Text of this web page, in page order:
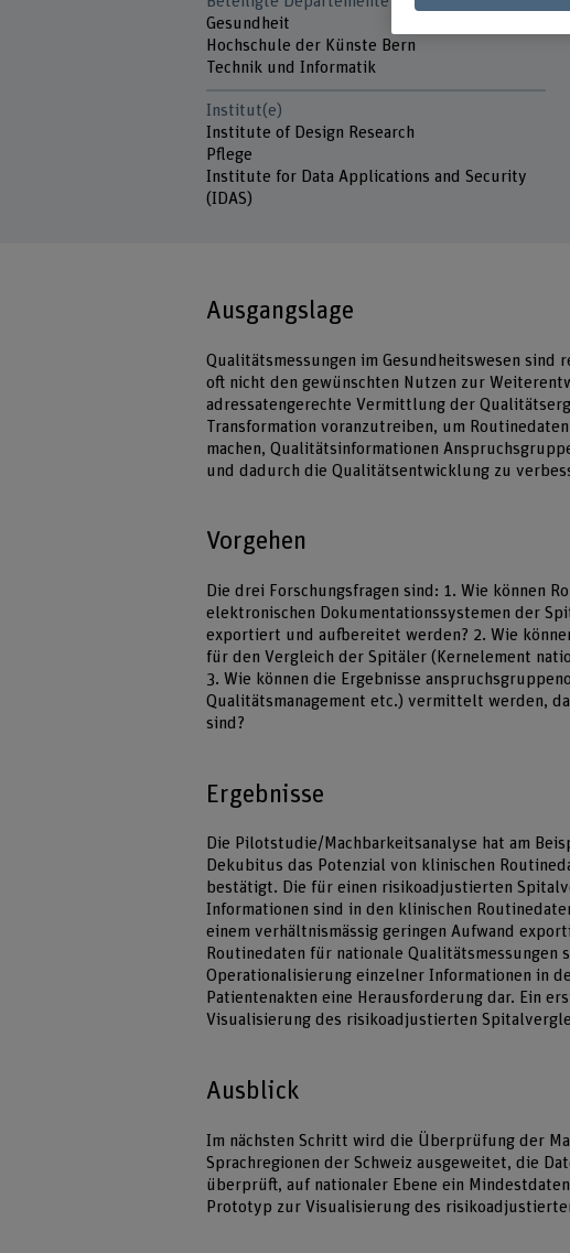
Gesundheit
Hochschule der Künste Bern
Technik und Informatik
Institut(e)
Institute of Design Research
Pflege
Institute for Data Applications and Security
(IDAS)
Ausgangslage
Qualitätsmessungen im Gesundheitswesen
oft nicht den gewünschten Nutzen zur
adressatengerechte Vermittlung der
Transformation voranzutreiben, um
machen, Qualitätsinformationen
und dadurch die Qualitätsentwicklung zu
Vorgehen
Die drei Forschungsfragen sind: 1. Wie können
elektronischen Dokumentationssystemen der
exportiert und aufbereitet werden? 2. Wie
für den Vergleich der Spitäler (Kernelement
3. Wie können die Ergebnisse
Qualitätsmanagement etc.) vermittelt werden,
sind?
Ergebnisse
Die Pilotstudie/Machbarkeitsanalyse hat am
Dekubitus das Potenzial von klinischen
bestätigt. Die für einen risikoadjustierten
Informationen sind in den klinischen
einem verhältnismässig geringen Aufwand
Routinedaten für nationale
Operationalisierung einzelner Informationen in
Patientenakten eine Herausforderung dar. Ein
Visualisierung des risikoadjustierten
Ausblick
Im nächsten Schritt wird die Überprüfung der
Sprachregionen der Schweiz ausgeweitet, die
überprüft, auf nationaler Ebene ein
Prototyp zur Visualisierung des